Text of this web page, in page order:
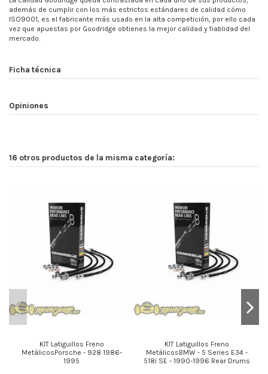
además de cumplir con los más estrictos estándares de calidad cómo
ISO9001, es el fabricante más usado en la alta competición, por ello cada
vez que apuestas por Goodridge obtienes la mejor calidad y fiablidad del
mercado.
Ficha técnica
Opiniones
16 otros productos de la misma categoría:
KIT Latiguillos Freno
MetálicosPorsche - 928 1986-
1995
KIT Latiguillos Freno
MetálicosBMW - 5 Series E34 -
518i SE - 1990-1996 Rear Drums